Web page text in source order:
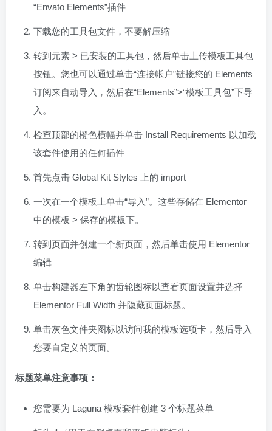
“Envato Elements”插件
下载您的工具包文件，不要解压缩
转到元素 > 已安装的工具包，然后单击上传模板工具包
按钮。您也可以通过单击“连接帐户”链接您的 Elements
订阅来自动导入，然后在“Elements”>“模板工具包”下导
入。
检查顶部的橙色横幅并单击 Install Requirements 以加载
该套件使用的任何插件
首先点击 Global Kit Styles 上的 import
一次在一个模板上单击“导入”。这些存储在 Elementor
中的模板 > 保存的模板下。
转到页面并创建一个新页面，然后单击使用 Elementor
编辑
单击构建器左下角的齿轮图标以查看页面设置并选择
Elementor Full Width 并隐藏页面标题。
单击灰色文件夹图标以访问我的模板选项卡，然后导入
您要自定义的页面。
标题菜单注意事项：
您需要为 Laguna 模板套件创建 3 个标题菜单